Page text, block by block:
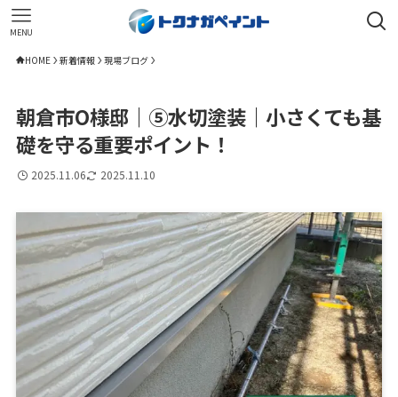
MENU
HOME 新着情報 現場ブログ
朝倉市O様邸｜⑤水切塗装｜小さくても基
礎を守る重要ポイント！
2025.11.06 2025.11.10